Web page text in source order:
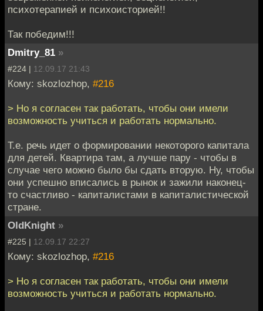
психотерапией и психоисторией!!
Так победим!!!
Dmitry_81 »
#224 | 12.09.17 21:43
Кому: skozlozhop, #216
> Но я согласен так работать, чтобы они имели
возможность учиться и работать нормально.
Т.е. речь идет о формировании некоторого капитала
для детей. Квартира там, а лучше пару - чтобы в
случае чего можно было бы сдать вторую. Ну, чтобы
они успешно вписались в рынок и зажили наконец-
то счастливо - капиталистами в капиталистической
стране.
OldKnight »
#225 | 12.09.17 22:27
Кому: skozlozhop, #216
> Но я согласен так работать, чтобы они имели
возможность учиться и работать нормально.